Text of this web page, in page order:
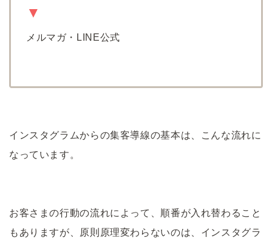
▼
メルマガ・LINE公式
インスタグラムからの集客導線の基本は、こんな流れに
なっています。
お客さまの行動の流れによって、順番が入れ替わること
もありますが、原則原理変わらないのは、インスタグラ